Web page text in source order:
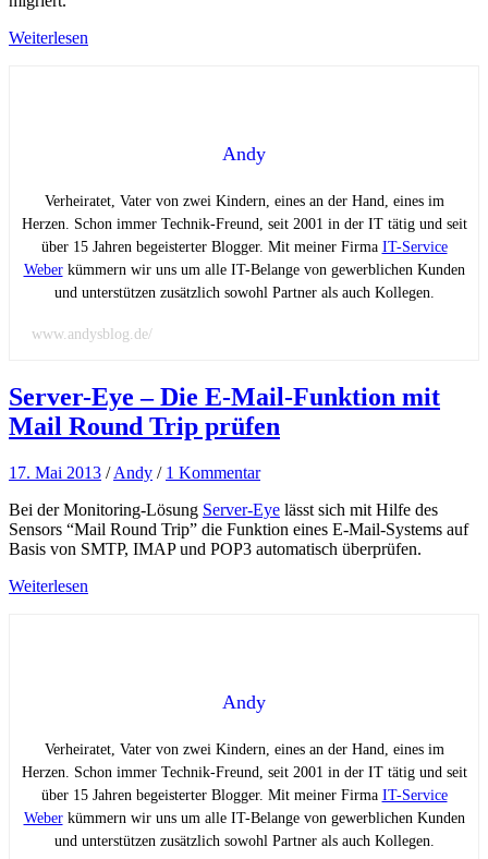
Weiterlesen
Andy
Verheiratet, Vater von zwei Kindern, eines an der Hand, eines im
Herzen. Schon immer Technik-Freund, seit 2001 in der IT tätig und seit
über 15 Jahren begeisterter Blogger. Mit meiner Firma IT-Service
Weberkümmern wir uns um alle IT-Belange von gewerblichen Kunden
und unterstützen zusätzlich sowohl Partner als auch Kollegen.
www.andysblog.de/
Server-Eye – Die E-Mail-Funktion mit
Mail Round Trip prüfen
17. Mai 2013 /Andy / 1 Kommentar
Bei der Monitoring-Lösung Server-Eye lässt sich mit Hilfe des
Sensors “Mail Round Trip” die Funktion eines E-Mail-Systems auf
Basis von SMTP, IMAP und POP3 automatisch überprüfen.
Weiterlesen
Andy
Verheiratet, Vater von zwei Kindern, eines an der Hand, eines im
Herzen. Schon immer Technik-Freund, seit 2001 in der IT tätig und seit
über 15 Jahren begeisterter Blogger. Mit meiner Firma IT-Service
Weberkümmern wir uns um alle IT-Belange von gewerblichen Kunden
und unterstützen zusätzlich sowohl Partner als auch Kollegen.